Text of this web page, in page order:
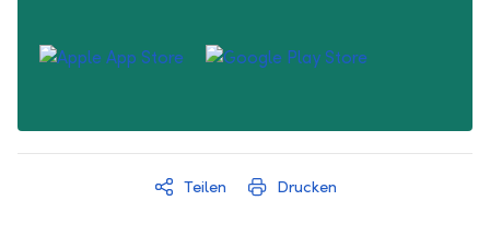
Teilen Drucken